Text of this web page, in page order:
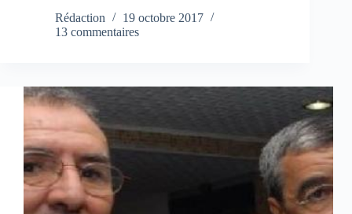
Rédaction
19 octobre 2017
13 commentaires